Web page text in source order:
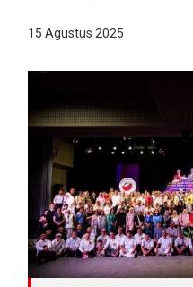
15 Agustus 2025